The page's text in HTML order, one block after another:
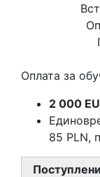
Оплата за
2 000
85 PLN,